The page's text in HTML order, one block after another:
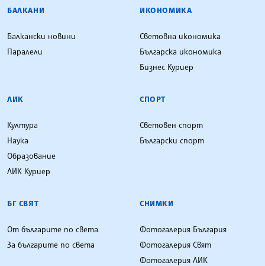
БАЛКАНИ
Балкански новини
Паралели
ИКОНОМИКА
Световна икономика
Българска икономика
Бизнес Куриер
ЛИК
Култура
Наука
Образование
ЛИК Куриер
СПОРТ
Световен спорт
Български спорт
БГ СВЯТ
От българите по света
За българите по света
СНИМКИ
Фотогалерия България
Фотогалерия Свят
Фотогалерия ЛИК